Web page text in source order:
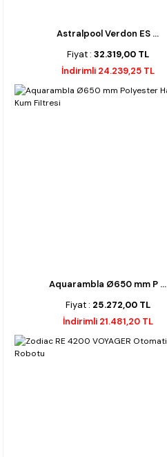
Astralpool Verdon ES ...
Fiyat : 32.319,00 TL
İndirimli 24.239,25 TL
Aquarambla Ø650 mm P ...
Fiyat : 25.272,00 TL
İndirimli 21.481,20 TL